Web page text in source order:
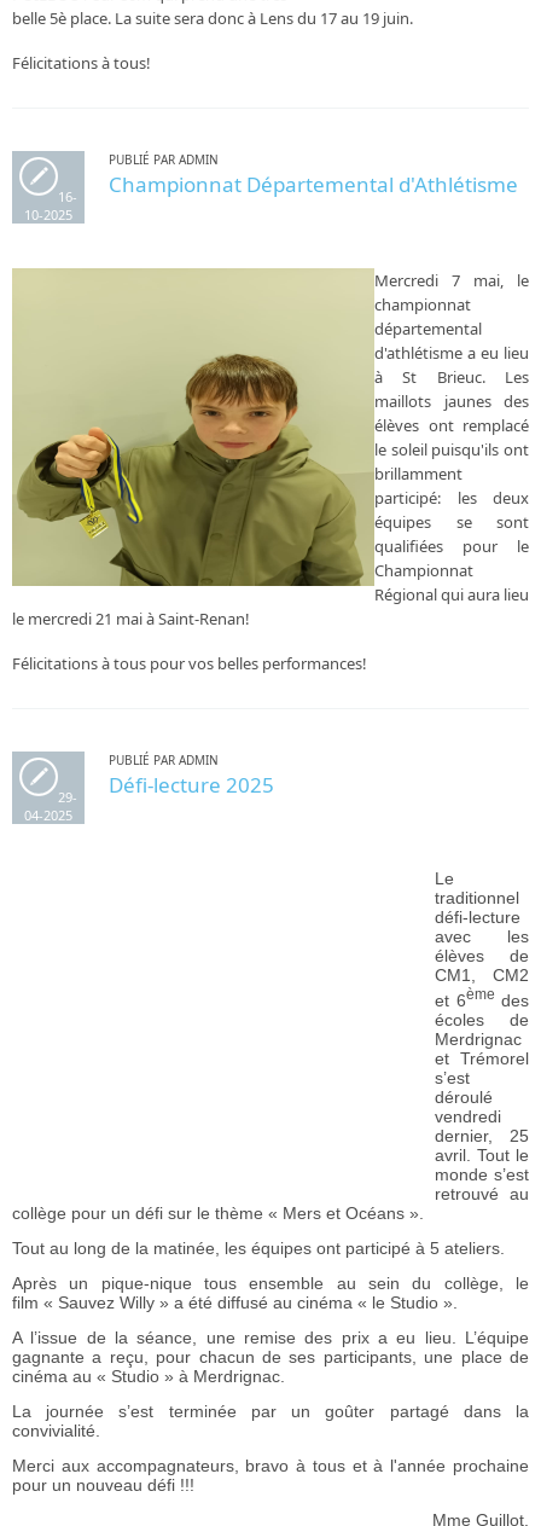
belle 5è place. La suite sera donc à Lens du 17 au 19 juin.
Félicitations à tous!
16-
10-2025
PUBLIÉ PAR ADMIN
Championnat Départemental d'Athlétisme
Mercredi 7 mai, le
championnat
départemental
d'athlétisme a eu lieu
à St Brieuc. Les
maillots jaunes des
élèves ont remplacé
le soleil puisqu'ils ont
brillamment
participé: les deux
équipes se sont
qualifiées pour le
Championnat
Régional qui aura lieu
le mercredi 21 mai à Saint-Renan!
Félicitations à tous pour vos belles performances!
29-
04-2025
PUBLIÉ PAR ADMIN
Défi-lecture 2025
Le
traditionnel
défi-lecture
avec les
élèves de
CM1, CM2
et 6ème des
écoles de
Merdrignac
et Trémorel
s’est
déroulé
vendredi
dernier, 25
avril. Tout le
monde s’est
retrouvé au
collège pour un défi sur le thème « Mers et Océans ».
Tout au long de la matinée, les équipes ont participé à 5 ateliers.
Après un pique-nique tous ensemble au sein du collège, le
film « Sauvez Willy » a été diffusé au cinéma « le Studio ».
A l’issue de la séance, une remise des prix a eu lieu. L’équipe
gagnante a reçu, pour chacun de ses participants, une place de
cinéma au « Studio » à Merdrignac.
La journée s’est terminée par un goûter partagé dans la
convivialité.
Merci aux accompagnateurs, bravo à tous et à l'année prochaine
pour un nouveau défi !!!
Mme Guillot.